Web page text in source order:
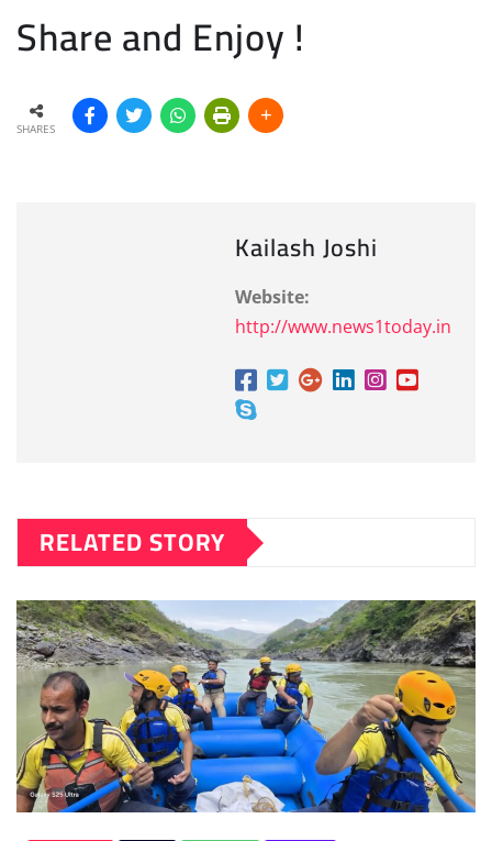
Share and Enjoy !
SHARES
Kailash Joshi
Website:
http://www.news1today.in
RELATED STORY